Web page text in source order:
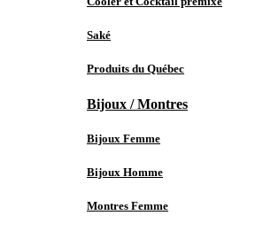
Saké
Produits du Québec
Bijoux / Montres
Bijoux Femme
Bijoux Homme
Montres Femme